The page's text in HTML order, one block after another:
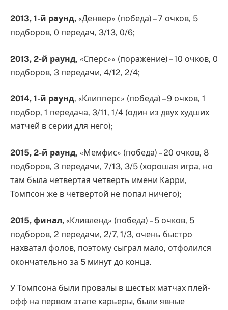
2013, 1-й раунд, «Денвер» (победа) – 7 очков, 5
подборов, 0 передач, 3/13, 0/6;
2013, 2-й раунд, «Сперс»» (поражение) – 10 очков, 0
подборов, 3 передачи, 4/12, 2/4;
2014, 1-й раунд, «Клипперс» (победа) – 9 очков, 1
подбор, 1 передача, 3/11, 1/4 (один из двух худших
матчей в серии для него);
2015, 2-й раунд, «Мемфис» (победа) – 20 очков, 8
подборов, 3 передачи, 7/13, 3/5 (хорошая игра, но
там была четвертая четверть имени Карри,
Томпсон же в четвертой не попал ничего);
2015, финал, «Кливленд» (победа) – 5 очков, 5
подборов, 2 передачи, 2/7, 1/3, очень быстро
нахватал фолов, поэтому сыграл мало, отфолился
окончательно за 5 минут до конца.
У Томпсона были провалы в шестых матчах плей-
офф на первом этапе карьеры, были явные